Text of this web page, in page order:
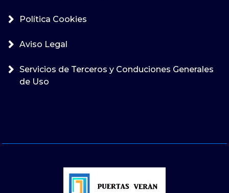
Política Cookies
Aviso Legal
Servicios de Terceros y Conduciones Generales
de Uso